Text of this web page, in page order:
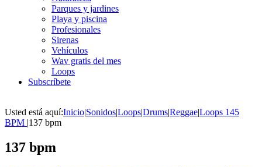
Parques y jardines
Playa y piscina
Profesionales
Sirenas
Vehículos
Wav gratis del mes
Loops
Subscríbete
Usted está aquí:Inicio|Sonidos|Loops|Drums|Reggae|Loops 145
BPM |137 bpm
137 bpm